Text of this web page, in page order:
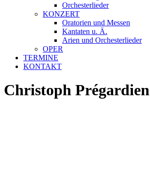
Orchesterlieder
KONZERT
Oratorien und Messen
Kantaten u. Ä.
Arien und Orchesterlieder
OPER
TERMINE
KONTAKT
Christoph Prégardien